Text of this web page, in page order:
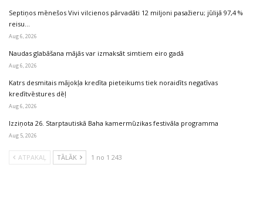
Septiņos mēnešos Vivi vilcienos pārvadāti 12 miljoni pasažieru; jūlijā 97,4 %
reisu…
Aug 6, 2026
Naudas glabāšana mājās var izmaksāt simtiem eiro gadā
Aug 6, 2026
Katrs desmitais mājokļa kredīta pieteikums tiek noraidīts negatīvas
kredītvēstures dēļ
Aug 6, 2026
Izziņota 26. Starptautiskā Baha kamermūzikas festivāla programma
Aug 5, 2026
ATPAKAĻ TĀLĀK 1 no 1 243